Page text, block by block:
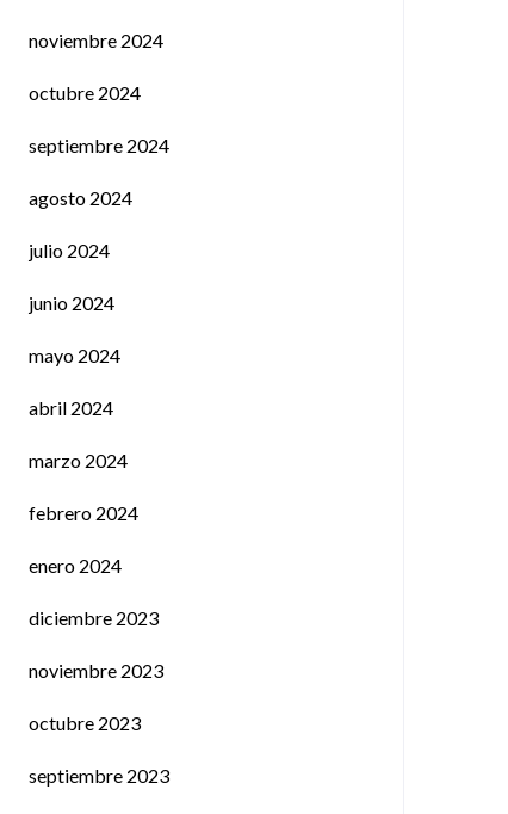
noviembre 2024
octubre 2024
septiembre 2024
agosto 2024
julio 2024
junio 2024
mayo 2024
abril 2024
marzo 2024
febrero 2024
enero 2024
diciembre 2023
noviembre 2023
octubre 2023
septiembre 2023